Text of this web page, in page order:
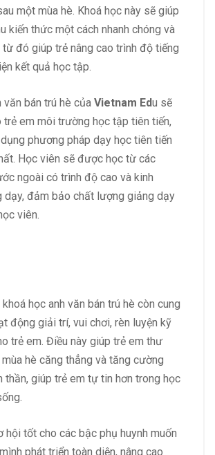
một mùa hè. Khoá học này sẽ giúp
kiến thức một cách nhanh chóng và
từ đó giúp trẻ nâng cao trình độ tiếng
kết quả học tập.
văn bán trú hè của Vietnam Edu sẽ
trẻ em môi trường học tập tiên tiến,
phương pháp dạy học tiên tiến
Học viên sẽ được học từ các
ngoài có trình độ cao và kinh
dạy, đảm bảo chất lượng giảng dạy
viên.
khoá học anh văn bán trú hè còn cung
động giải trí, vui chơi, rèn luyện kỹ
trẻ em. Điều này giúp trẻ em thư
hè căng thẳng và tăng cường
thần, giúp trẻ em tự tin hơn trong học
hội tốt cho các bậc phụ huynh muốn
phát triển toàn diện, nâng cao